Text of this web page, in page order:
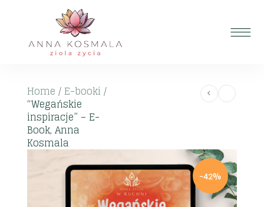
Home / E-booki /
“Wegańskie
inspiracje” – E-
Book, Anna
Kosmala
-42%